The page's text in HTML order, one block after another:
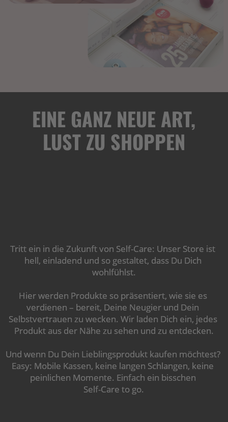
EINE GANZ NEUE ART,
LUST ZU SHOPPEN
Tritt ein in die Zukunft von Self-Care: Unser Store ist
hell, einladend und so gestaltet, dass Du Dich
wohlfühlst.
Hier werden Produkte so präsentiert, wie sie es
verdienen – bereit, Deine Neugier und Dein
Selbstvertrauen zu wecken. Wir laden Dich ein, jedes
Produkt aus der Nähe zu sehen und zu entdecken.
Und wenn Du Dein Lieblingsprodukt kaufen möchtest?
Easy: Mobile Kassen, keine langen Schlangen, keine
peinlichen Momente. Einfach ein bisschen
Self-Care to go.